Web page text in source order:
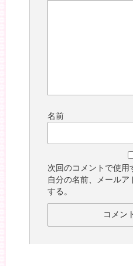
名前
次回のコメントで使用
自分の名前、メール
する。